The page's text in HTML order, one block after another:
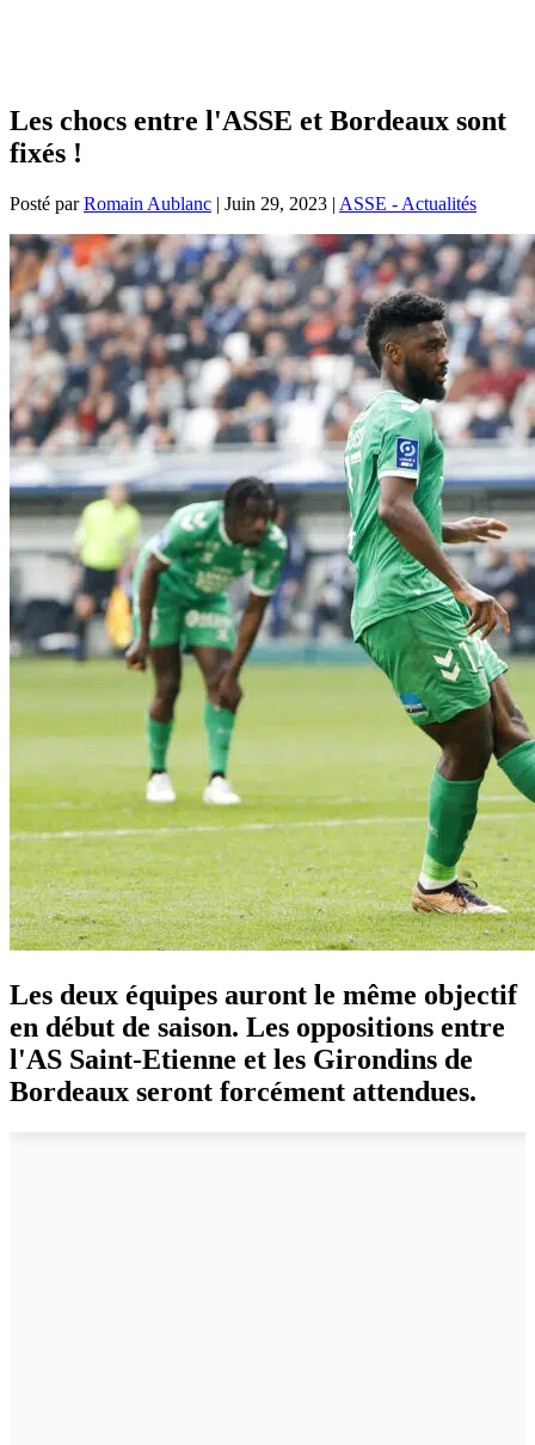
Les chocs entre l'ASSE et Bordeaux sont
fixés !
Posté parRomain Aublanc | Juin 29, 2023 | ASSE - Actualités
Les deux équipes auront le même objectif
en début de saison. Les oppositions entre
l'AS Saint-Etienne et les Girondins de
Bordeaux seront forcément attendues.